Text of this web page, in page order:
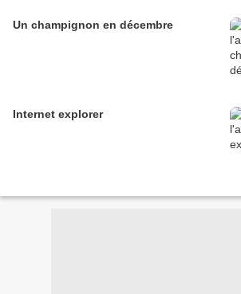
Un champignon en décembre
Internet explorer